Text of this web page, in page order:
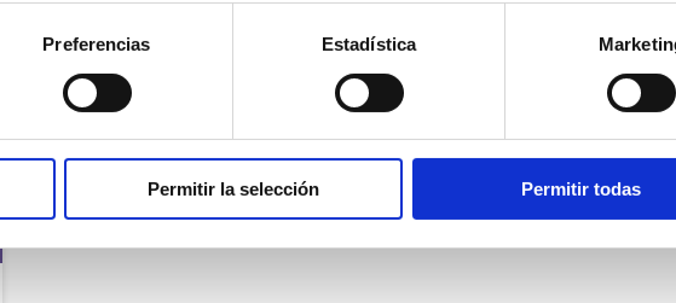
Preferencias Estadística
Permitir la selección Permitir todas